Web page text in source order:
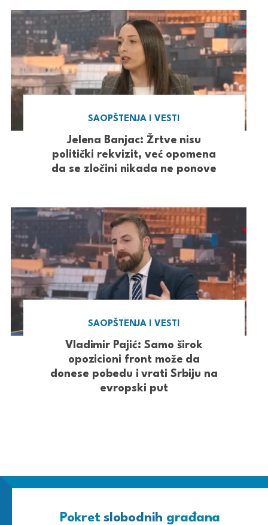
SAOPŠTENJA I VESTI
Jelena Banjac: Žrtve nisu
politički rekvizit, već opomena
da se zločini nikada ne ponove
SAOPŠTENJA I VESTI
Vladimir Pajić: Samo širok
opozicioni front može da
donese pobedu i vrati Srbiju na
evropski put
Pokretslobodnih građana